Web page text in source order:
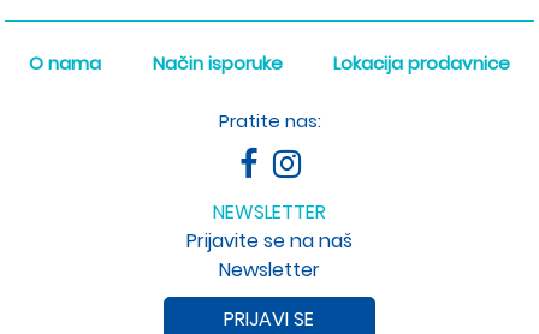
O nama Način isporuke Lokacija prodavnice
Pratite nas:
NEWSLETTER
Prijavite se na naš
Newsletter
PRIJAVI SE